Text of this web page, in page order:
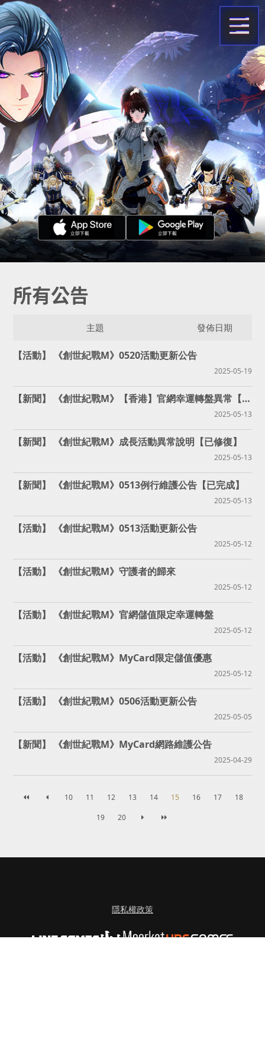
所有公告
主題 發佈日期
《創世紀戰M》0520活動更新公告
2025-05-19
《創世紀戰M》【香港】官網幸運轉盤異常【已修復】
2025-05-13
《創世紀戰M》成長活動異常說明【已修復】
2025-05-13
《創世紀戰M》0513例行維護公告【已完成】
2025-05-13
《創世紀戰M》0513活動更新公告
2025-05-12
《創世紀戰M》守護者的歸來
2025-05-12
《創世紀戰M》官網儲值限定幸運轉盤
2025-05-12
《創世紀戰M》MyCard限定儲值優惠
2025-05-12
《創世紀戰M》0506活動更新公告
2025-05-05
《創世紀戰M》MyCard網路維護公告
2025-04-29
10 11 12 13 14 15 16 17
18
19
20
隱私權政策